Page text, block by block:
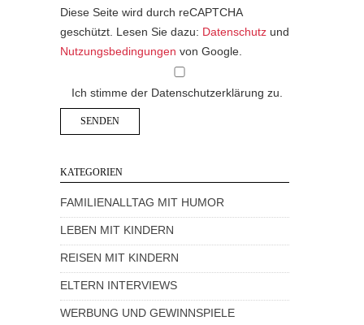
Diese Seite wird durch reCAPTCHA
geschützt. Lesen Sie dazu: Datenschutz und
Nutzungsbedingungen von Google.
Ich stimme der Datenschutzerklärung zu.
KATEGORIEN
FAMILIENALLTAG MIT HUMOR
LEBEN MIT KINDERN
REISEN MIT KINDERN
ELTERN INTERVIEWS
WERBUNG UND GEWINNSPIELE